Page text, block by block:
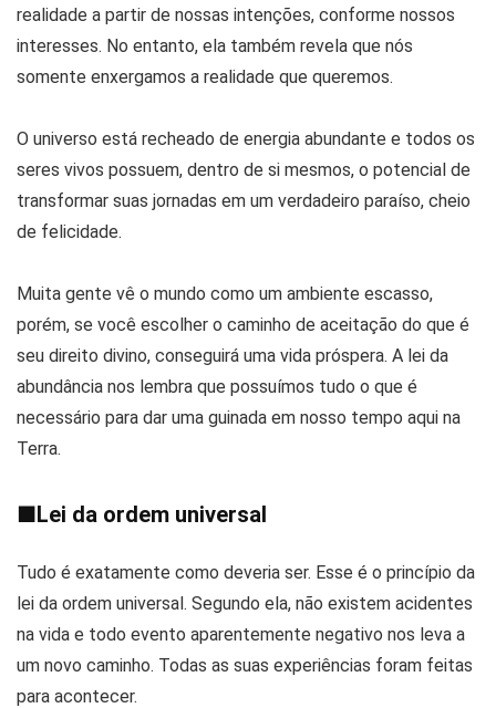
realidade a partir de nossas intenções, conforme nossos
interesses. No entanto, ela também revela que nós
somente enxergamos a realidade que queremos.
O universo está recheado de energia abundante e todos os
seres vivos possuem, dentro de si mesmos, o potencial de
transformar suas jornadas em um verdadeiro paraíso, cheio
de felicidade.
Muita gente vê o mundo como um ambiente escasso,
porém, se você escolher o caminho de aceitação do que é
seu direito divino, conseguirá uma vida próspera. A lei da
abundância nos lembra que possuímos tudo o que é
necessário para dar uma guinada em nosso tempo aqui na
Terra.
■Lei da ordem universal
Tudo é exatamente como deveria ser. Esse é o princípio da
lei da ordem universal. Segundo ela, não existem acidentes
na vida e todo evento aparentemente negativo nos leva a
um novo caminho. Todas as suas experiências foram feitas
para acontecer.